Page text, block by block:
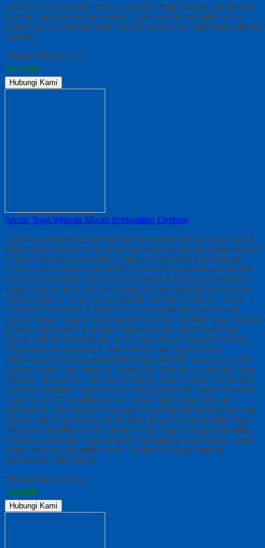
produsen toga wisuda murah, konveksi toga wisuda, pabrik toga
wisuda, jual toga wisuda murah, toga wisuda berkualitas, bikin
toga wisuda, produsen toga wisuda terpercaya, paket toga wisuda
sekolah.
*Harga Hubungi CS
Tersedia
Hubungi Kami
Grosir Toga Wisuda Murah Berkualitas Cirebon
toga wisuda murah, toga wisuda berkualitas, pesan toga wisuda,
harga toga wisuda murah, konveksi toga wisuda, jual toga wisuda
murah, toga wisuda custom, supplier toga wisuda, pembuatan
toga wisuda, toga wisuda terbaik, Konveksi Toga Wisuda Murah
Kota Dumai,Pabrik Toga Wisuda Murah Kota Dumai,Produsen
Toga Wisuda Murah Kota Dumai,Jual Toga Wisuda Murah Kota
Dumai,Supplier Toga Wisuda Murah Kota Dumai,Grosir Toga
Wisuda Murah Kota Dumai,Pesan Toga Wisuda Murah Kota
Dumai,Harga Toga Wisuda Murah Kota Dumai,Bikin Toga Wisuda
Murah Kota Dumai,Konveksi Toga Wisuda Terpercaya Kota
Dumai,Pabrik Toga Wisuda Terpercaya Kota Dumai,Produsen
Toga Wisuda Terpercaya Kota Dumai,Jual Toga Wisuda
Terpercaya Kota Dumai,Supplier Toga Wisuda Terpercaya Kota
Dumai,Grosir Toga Wisuda Terpercaya Kota Dumai,Pesan Toga
Wisuda Terpercaya Kota Dumai,Harga Toga Wisuda Terpercaya
Kota Dumai,Bikin Toga Wisuda Terpercaya Kota Dumai,Konveksi
Toga Wisuda Berkualitas Kota Dumai,Pabrik Toga Wisuda
Berkualitas Kota Dumai,Produsen Toga Wisuda Berkualitas Kota
Dumai,Jual Toga Wisuda Berkualitas Kota Dumai,Supplier Toga
Wisuda Berkualitas Kota Dumai,Grosir Toga Wisuda Berkualitas
Kota Dumai,Pesan Toga Wisuda Berkualitas Kota Dumai,Harga
Toga Wisuda Berkualitas Kota Dumai,Bikin Toga Wisuda
Berkualitas Kota Dumai
*Harga Hubungi CS
Tersedia
Hubungi Kami